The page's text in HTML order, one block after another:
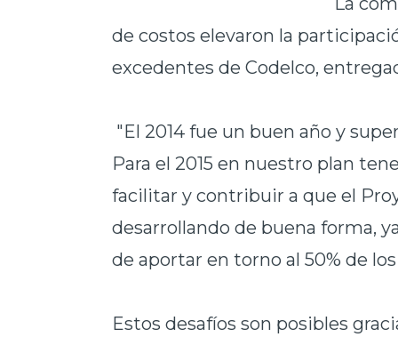
de costos elevaron la
excedentes de Codelco,
"El 2014 fue un buen año y
Para el 2015 en nuestro plan
facilitar y contribuir a que el
desarrollando de buena forma,
de aportar en torno al 50% de
Estos desafíos son posibles